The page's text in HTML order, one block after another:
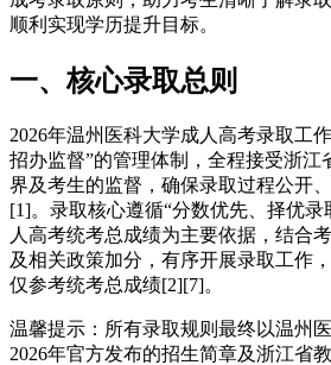
顺利实现学历提升目标。
一、核心录取总则
2026年温州医科大学成人高考录取工
招办监督”的管理体制，全程接受浙江
界及考生的监督，确保录取过程公开
[1]。录取核心遵循“分数优先、择优
人高考统考总成绩为主要依据，结合
及相关政策加分，有序开展录取工作
仅参考统考总成绩[2][7]。
温馨提示：所有录取规则最终以温州
2026年官方发布的招生简章及浙江省